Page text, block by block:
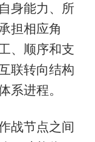
身能力、所
担相应角
、顺序和支
联转向结构
系进程。
战节点之间